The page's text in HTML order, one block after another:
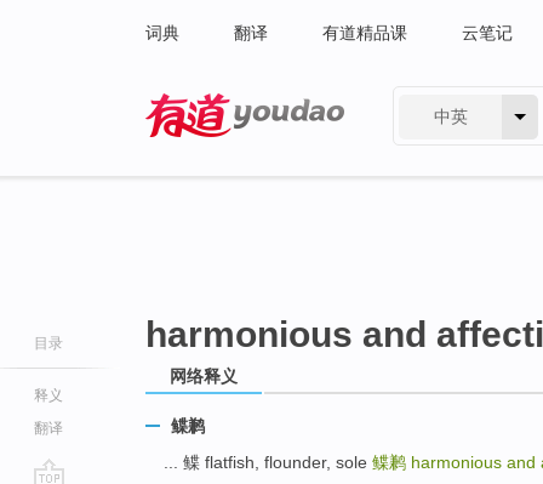
词典 翻译 有道精品课 云笔记
中英
目录
释义
翻译
harmonious and
网络释义
鲽鹣
... 鲽 flatfish, flounder, sole 鲽鹣 harmonious and